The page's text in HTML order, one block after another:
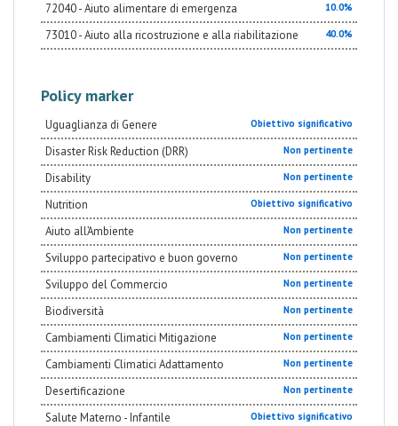
72040 - Aiuto alimentare di emergenza 10.0%
73010 - Aiuto alla ricostruzione e alla riabilitazione 40.0%
Policy marker
Uguaglianza di Genere Obiettivo significativo
Disaster Risk Reduction (DRR) Non pertinente
Disability Non pertinente
Nutrition Obiettivo significativo
Aiuto all’Ambiente Non pertinente
Sviluppo partecipativo e buon governo Non pertinente
Sviluppo del Commercio Non pertinente
Biodiversità Non pertinente
Cambiamenti Climatici Mitigazione Non pertinente
Cambiamenti Climatici Adattamento Non pertinente
Desertificazione Non pertinente
Salute Materno - Infantile Obiettivo significativo